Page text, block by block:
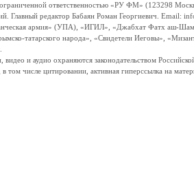
ответственностью «РУ ФМ» (123298
Главный редактор Бабаян Роман Георгиевич.
армия» (УПА), «ИГИЛ», «Джабхат Фатх аш-
татарского народа», «Свидетели Иеговы»,
и аудио охраняются законодательством
числе цитировании, активная гиперссылка на